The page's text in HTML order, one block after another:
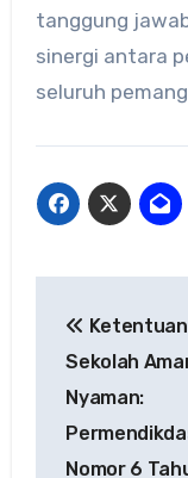
tanggung
sinergi antara
seluruh
pos
Sekolah
Nyaman:
Nomor 6